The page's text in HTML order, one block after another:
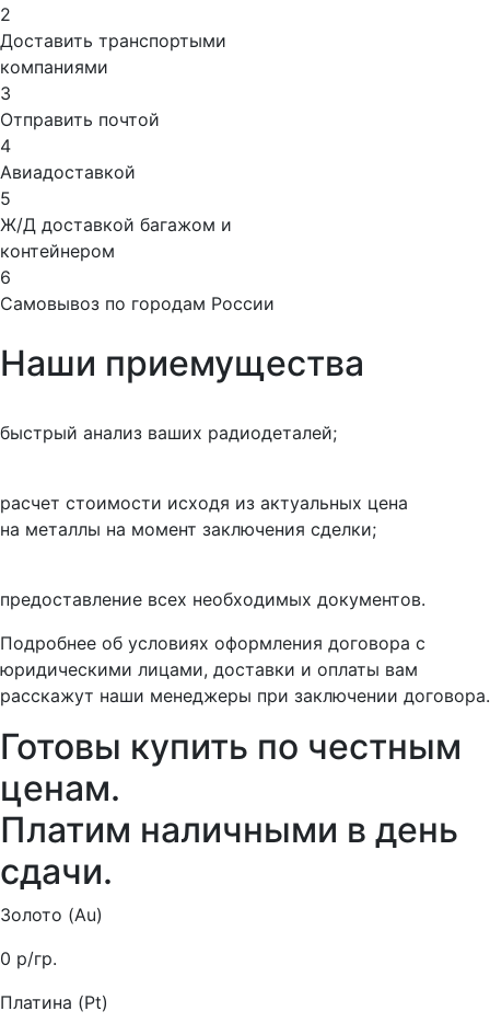
2
Доставить транспортыми
компаниями
3
Отправить почтой
4
Авиадоставкой
5
Ж/Д доставкой багажом и
контейнером
6
Самовывоз по городам России
Наши приемущества
быстрый анализ ваших радиодеталей;
расчет стоимости исходя из актуальных цена
на металлы на момент заключения сделки;
предоставление всех необходимых документов.
Подробнее об условиях оформления договора с
юридическими лицами, доставки и оплаты вам
расскажут наши менеджеры при заключении договора.
Готовы купить по честным
ценам.
Платим наличными в день
сдачи.
Золото (Au)
0 р/гр.
Платина (Pt)